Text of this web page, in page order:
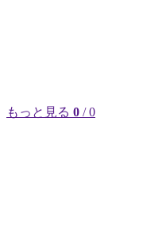
もっと見る 0 / 0